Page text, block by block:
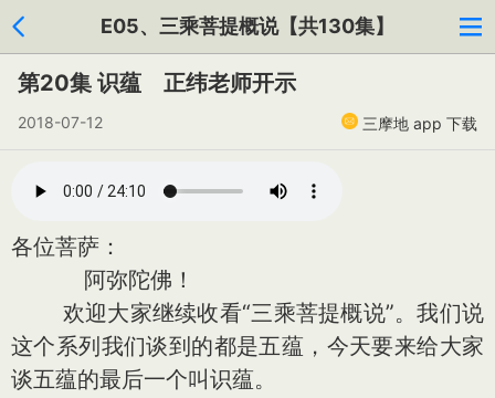
E05、三乘菩提概说【共130集】
第20集 识蕴 正纬老师开示
2018-07-12 三摩地 app 下载
各位菩萨：
阿弥陀佛！
欢迎大家继续收看“三乘菩提概说”。我们说
这个系列我们谈到的都是五蕴，今天要来给大家
谈五蕴的最后一个叫识蕴。